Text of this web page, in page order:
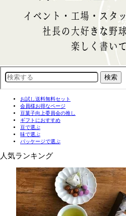
お試し送料無料セット
会員様お得なページ
豆菓子向上委員会の推し
ギフトにおすすめ
豆で選ぶ
味で選ぶ
パッケージで選ぶ
人気ランキング